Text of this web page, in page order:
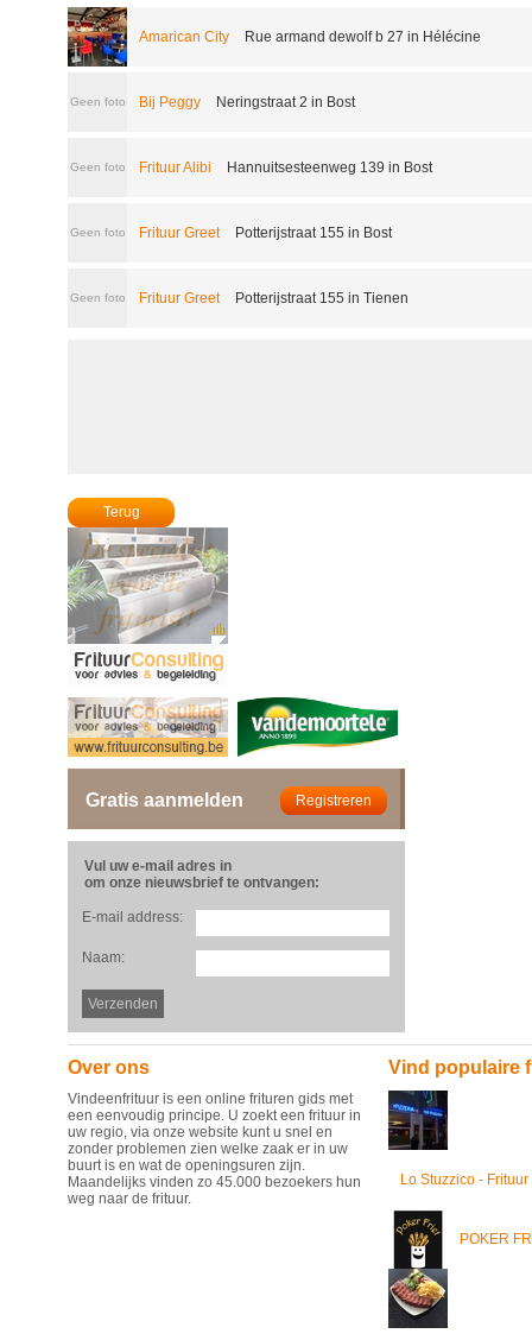
Amarican City Rue armand dewolf b 27 in Hélécine
Geen foto Bij Peggy Neringstraat 2 in Bost
Geen foto Frituur Alibi Hannuitsesteenweg 139 in Bost
Geen foto Frituur Greet Potterijstraat 155 in Bost
Geen foto Frituur Greet Potterijstraat 155 in Tienen
Terug
Gratis aanmelden
Vul uw e-mail adres in
om onze nieuwsbrief te ontvangen:
E-mail address:
Naam:
Over ons
Vindeenfrituur is een online frituren gids met
een eenvoudig principe. U zoekt een frituur in
uw regio, via onze website kunt u snel en
zonder problemen zien welke zaak er in uw
buurt is en wat de openingsuren zijn.
Maandelijks vinden zo 45.000 bezoekers hun
weg naar de frituur.
Vind populaire
Lo Stuzzico -
POKER